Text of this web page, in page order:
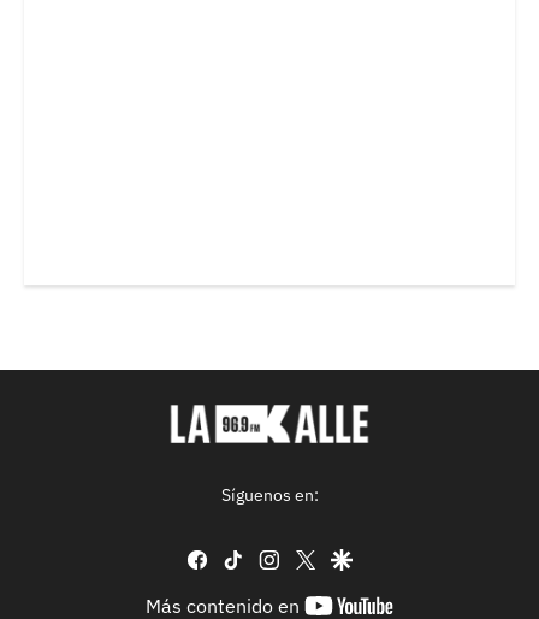
Síguenos en:
facebook
tiktok instagram
twittergoogle
Más contenido en
youtube-